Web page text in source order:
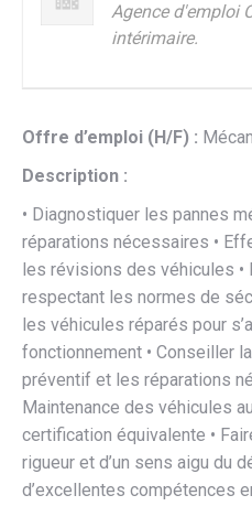
Agence d'emploi
intérimaire.
Offre d’emploi (H/F) :
Description :
• Diagnostiquer les pannes
réparations nécessaires •
les révisions des véhicules •
respectant les normes de
les véhicules réparés pour
fonctionnement • Conseiller
préventif et les réparations
Maintenance des véhicules
certification équivalente •
rigueur et d’un sens aigu du
d’excellentes compétences